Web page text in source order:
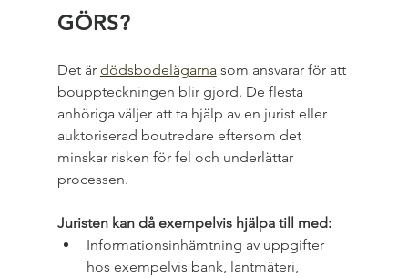
GÖRS?
Det är dödsbodelägarna som ansvarar för att
bouppteckningen blir gjord. De flesta
anhöriga väljer att ta hjälp av en jurist eller
auktoriserad boutredare eftersom det
minskar risken för fel och underlättar
processen.
Juristen kan då exempelvis hjälpa till med:
Informationsinhämtning av uppgifter
hos exempelvis bank, lantmäteri,